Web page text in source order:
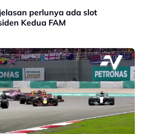
perlunya ada slot
Kedua FAM